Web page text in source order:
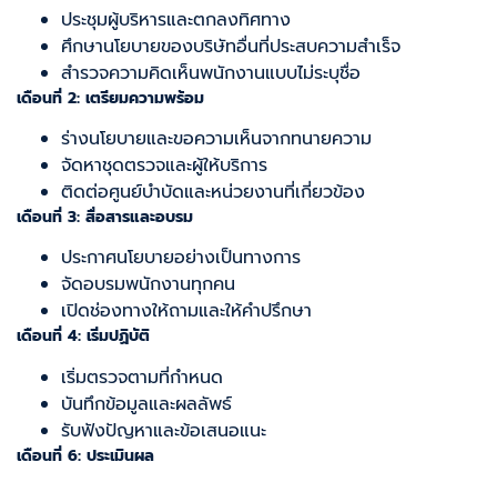
ประชุมผู้บริหารและตกลงทิศทาง
ศึกษานโยบายของบริษัทอื่นที่ประสบความสำเร็จ
สำรวจความคิดเห็นพนักงานแบบไม่ระบุชื่อ
เดือนที่ 2: เตรียมความพร้อม
ร่างนโยบายและขอความเห็นจากทนายความ
จัดหาชุดตรวจและผู้ให้บริการ
ติดต่อศูนย์บำบัดและหน่วยงานที่เกี่ยวข้อง
เดือนที่ 3: สื่อสารและอบรม
ประกาศนโยบายอย่างเป็นทางการ
จัดอบรมพนักงานทุกคน
เปิดช่องทางให้ถามและให้คำปรึกษา
เดือนที่ 4: เริ่มปฏิบัติ
เริ่มตรวจตามที่กำหนด
บันทึกข้อมูลและผลลัพธ์
รับฟังปัญหาและข้อเสนอแนะ
เดือนที่ 6: ประเมินผล